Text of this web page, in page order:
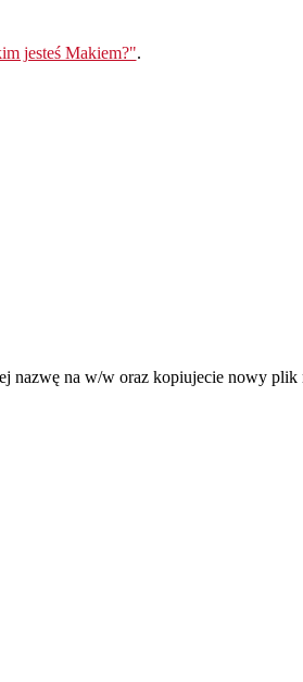
jesteś Makiem?".
nazwę na w/w oraz kopiujecie nowy plik